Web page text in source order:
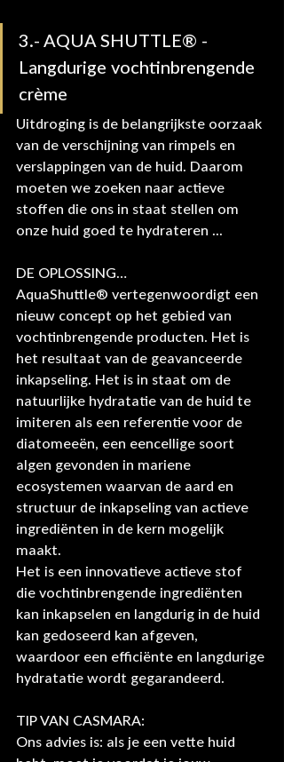
3.- AQUA SHUTTLE® -
Langdurige vochtinbrengende
crème
Uitdroging is de belangrijkste oorzaak
van de verschijning van rimpels en
verslappingen van de huid. Daarom
moeten we zoeken naar actieve
stoffen die ons in staat stellen om
onze huid goed te hydrateren ...
DE OPLOSSING…
AquaShuttle® vertegenwoordigt een
nieuw concept op het gebied van
vochtinbrengende producten. Het is
het resultaat van de geavanceerde
inkapseling. Het is in staat om de
natuurlijke hydratatie van de huid te
imiteren als een referentie voor de
diatomeeën, een eencellige soort
algen gevonden in mariene
ecosystemen waarvan de aard en
structuur de inkapseling van actieve
ingrediënten in de kern mogelijk
maakt.
Het is een innovatieve actieve stof
die vochtinbrengende ingrediënten
kan inkapselen en langdurig in de huid
kan gedoseerd kan afgeven,
waardoor een efficiënte en langdurige
hydratatie wordt gegarandeerd.
TIP VAN CASMARA:
Ons advies is: als je een vette huid